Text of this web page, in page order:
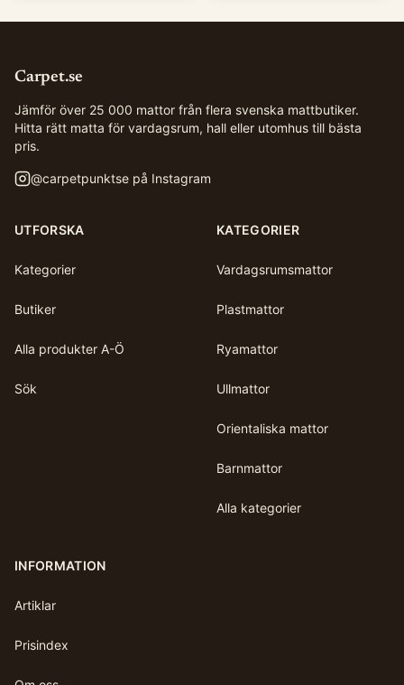
Carpet.se
Jämför över 25 000 mattor från flera svenska mattbutiker.
Hitta rätt matta för vardagsrum, hall eller utomhus till bästa
pris.
@carpetpunktse på Instagram
UTFORSKA
Kategorier
Butiker
Alla produkter A-Ö
Sök
KATEGORIER
Vardagsrumsmattor
Plastmattor
Ryamattor
Ullmattor
Orientaliska mattor
Barnmattor
Alla kategorier
INFORMATION
Artiklar
Prisindex